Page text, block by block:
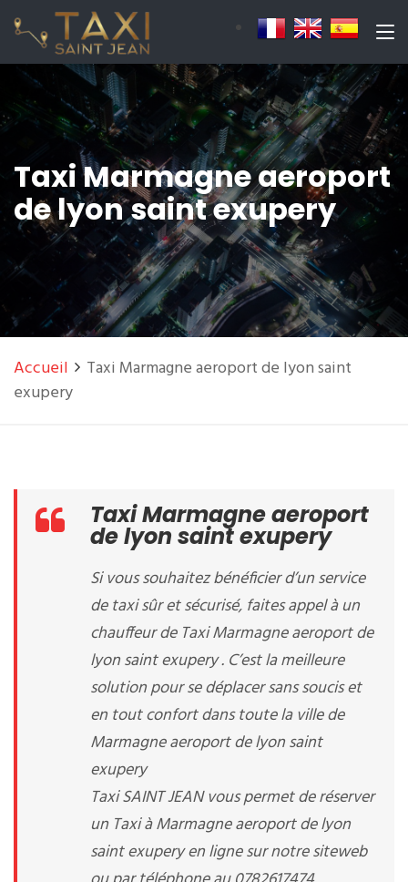
Taxi Marmagne aeroport
de lyon saint exupery
Accueil
Taxi Marmagne aeroport de lyon saint
exupery
Taxi Marmagne aeroport
de lyon saint exupery
Si vous souhaitez bénéficier d’un service
de taxi sûr et sécurisé, faites appel à un
chauffeur de Taxi Marmagne aeroport de
lyon saint exupery . C’est la meilleure
solution pour se déplacer sans soucis et
en tout confort dans toute la ville de
Marmagne aeroport de lyon saint
exupery
Taxi SAINT JEAN vous permet de réserver
un Taxi à Marmagne aeroport de lyon
saint exupery en ligne sur notre siteweb